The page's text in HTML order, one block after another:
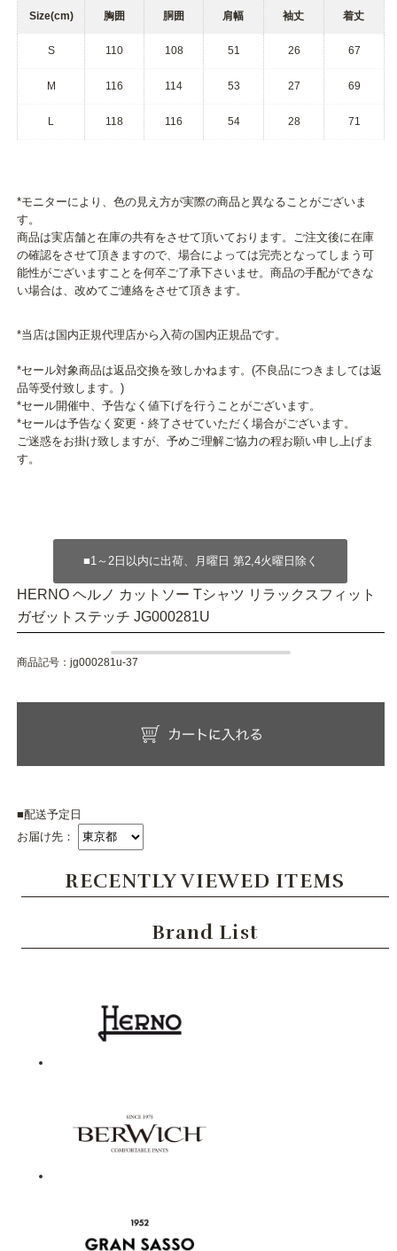
Size(cm) 胸囲 胴囲 肩幅 袖丈 着丈
S 110 108 51 26 67
M 116 114 53 27 69
L 118 116 54 28 71
*モニターにより、色の見え方が実際の商品と異なることがございま
す。
商品は実店舗と在庫の共有をさせて頂いております。ご注文後に在庫
の確認をさせて頂きますので、場合によっては完売となってしまう可
能性がございますことを何卒ご了承下さいませ。商品の手配ができな
い場合は、改めてご連絡をさせて頂きます。
*当店は国内正規代理店から入荷の国内正規品です。
*セール対象商品は返品交換を致しかねます。(不良品につきましては返
品等受付致します。)
*セール開催中、予告なく値下げを行うことがございます。
*セールは予告なく変更・終了させていただく場合がございます。
ご迷惑をお掛け致しますが、予めご理解ご協力の程お願い申し上げま
す。
HERNO ヘルノ カットソー Tシャツ リラックスフィット
ガゼットステッチ JG000281U
商品記号： jg000281u-37
■配送予定日
お届け先：
RECENTLY VIEWED ITEMS
Brand List